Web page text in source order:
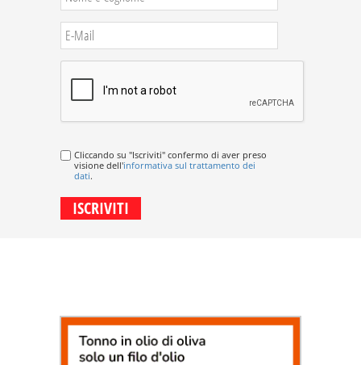
Cliccando su "Iscriviti" confermo di aver preso
visione dell'informativa sul trattamento dei
dati.